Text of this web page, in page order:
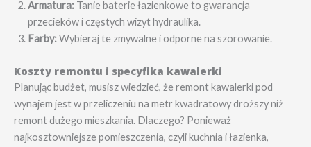
Armatura: Tanie baterie łazienkowe to gwarancja
przecieków i częstych wizyt hydraulika.
Farby:Wybieraj te zmywalne i odporne na szorowanie.
Koszty remontu i specyfika kawalerki
Planując budżet, musisz wiedzieć, że remont kawalerki pod
wynajem jest w przeliczeniu na metr kwadratowy droższy niż
remont dużego mieszkania. Dlaczego? Ponieważ
najkosztowniejsze pomieszczenia, czyli kuchnia i łazienka,